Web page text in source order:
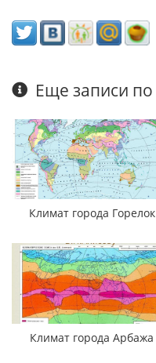
Еще записи
Климат города Горелок
Климат города Арбажа